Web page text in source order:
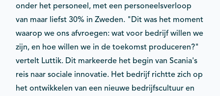
onder het personeel, met een personeelsverloop
van maar liefst 30% in Zweden. "Dit was het moment
waarop we ons afvroegen: wat voor bedrijf willen we
zijn, en hoe willen we in de toekomst produceren?"
vertelt Luttik. Dit markeerde het begin van Scania's
reis naar sociale innovatie. Het bedrijf richtte zich op
het ontwikkelen van een nieuwe bedrijfscultuur en